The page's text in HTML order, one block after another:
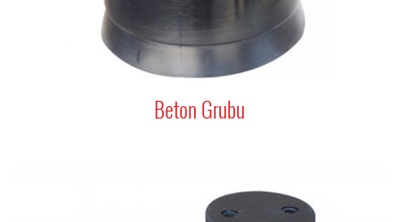
Beton Grubu